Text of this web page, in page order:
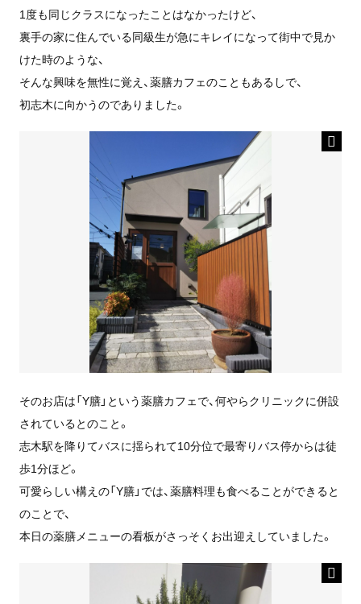
1度も同じクラスになったことはなかったけど、
裏手の家に住んでいる同級生が急にキレイになって街中で見か
けた時のような、
そんな興味を無性に覚え、薬膳カフェのこともあるしで、
初志木に向かうのでありました。
そのお店は「Y膳」という薬膳カフェで、何やらクリニックに併設
されているとのこと。
志木駅を降りてバスに揺られて10分位で最寄りバス停からは徒
歩1分ほど。
可愛らしい構えの「Y膳」では、薬膳料理も食べることができると
のことで、
本日の薬膳メニューの看板がさっそくお出迎えしていました。